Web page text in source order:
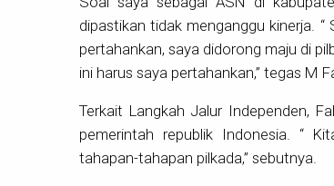
dipastikan tidak menganggu kinerja.
pertahankan, saya didorong maju di
ini harus saya pertahankan,” tegas M
Terkait Langkah Jalur Independen,
pemerintah republik Indonesia. “
tahapan-tahapan pilkada,” sebutnya.